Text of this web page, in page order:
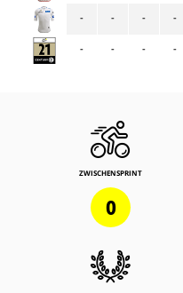
-
-
-
-
-
-
-
-
ZWISCHENSPRINT
0